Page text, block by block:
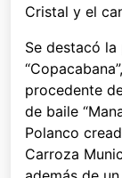
Cristal y el
Se destacó la
procedente
de baile
Polanco
Carroza